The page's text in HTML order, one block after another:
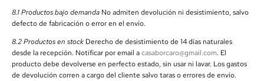
8.1 Productos bajo demanda No admiten devolución ni desistimiento, salvo
defecto de fabricación o error en el envío.
8.2 Productos en stock Derecho de desistimiento de 14 días naturales
desde la recepción. Notificar por email acasaborcaro@gmail.com. El
producto debe devolverse en perfecto estado, sin usar ni lavar. Los gastos
de devolución corren a cargo del cliente salvo taras o errores de envío.